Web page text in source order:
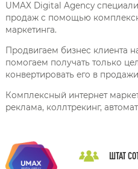
UMAX Digital Agency
продаж с помощью
маркетинга.
Продвигаем бизнес клиента
помогаем получать только
конвертировать его в
Комплексный интернет
реклама, коллтрекинг,
ШТАТ